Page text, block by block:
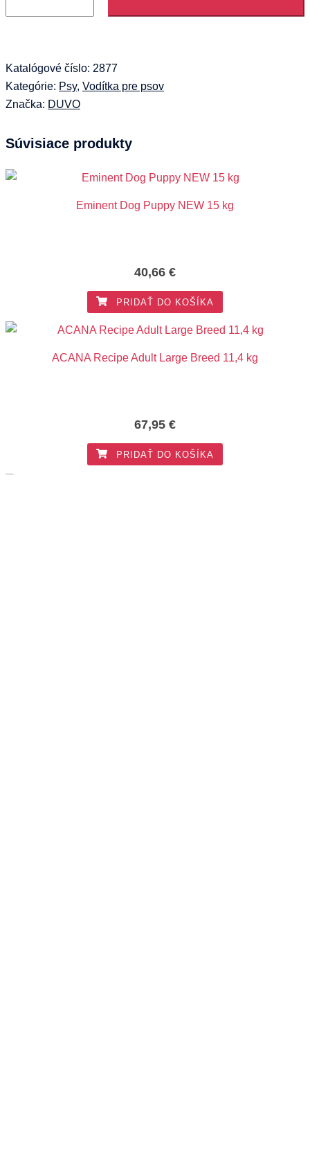
DUVO+
120
cm/15
mm
Katalógové číslo: 2877
Kategórie: Psy, Vodítka pre psov
Značka: DUVO
Súvisiace produkty
Eminent Dog Puppy NEW 15 kg
40,66 €
PRIDAŤ DO KOŠÍKA
ACANA Recipe Adult Large Breed 11,4 kg
67,95 €
PRIDAŤ DO KOŠÍKA